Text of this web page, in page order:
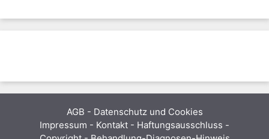
AGB - Datenschutz und Cookies
Impressum - Kontakt - Haftungsausschluss -